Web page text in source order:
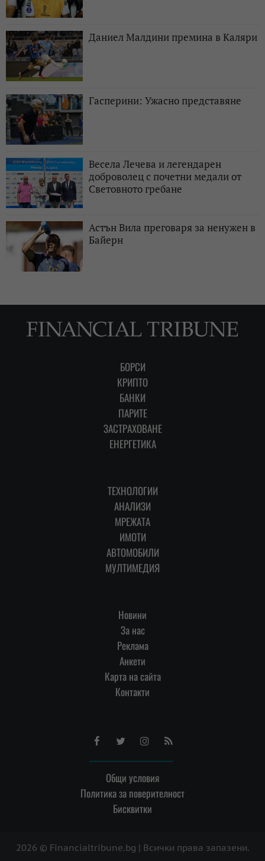
Даниел Малдини премина в Каляри
Гасперини: Ужасно представяне
Весела Лечева и легендарен
доброволец с почетни медали от
Световното гребане
Астън Вила преговаря за ненужен в
Байерн
БОРСИ
КРИПТО
БАНКИ
ПАРИТЕ
ЗАСТРАХОВАНЕ
ЕНЕРГЕТИКА
ТЕХНОЛОГИИ
АНАЛИЗИ
МРЕЖАТА
ИМОТИ
АВТОМОБИЛИ
МУЛТИМЕДИЯ
Новини
За нас
Реклама
Анкети
Карта на сайта
Контакти
FacebookTwitterInstagram
RSS
Общи условия
Политика за поверителност
Бисквитки
2026 © Financialtribune.bg | Всички права запазени.